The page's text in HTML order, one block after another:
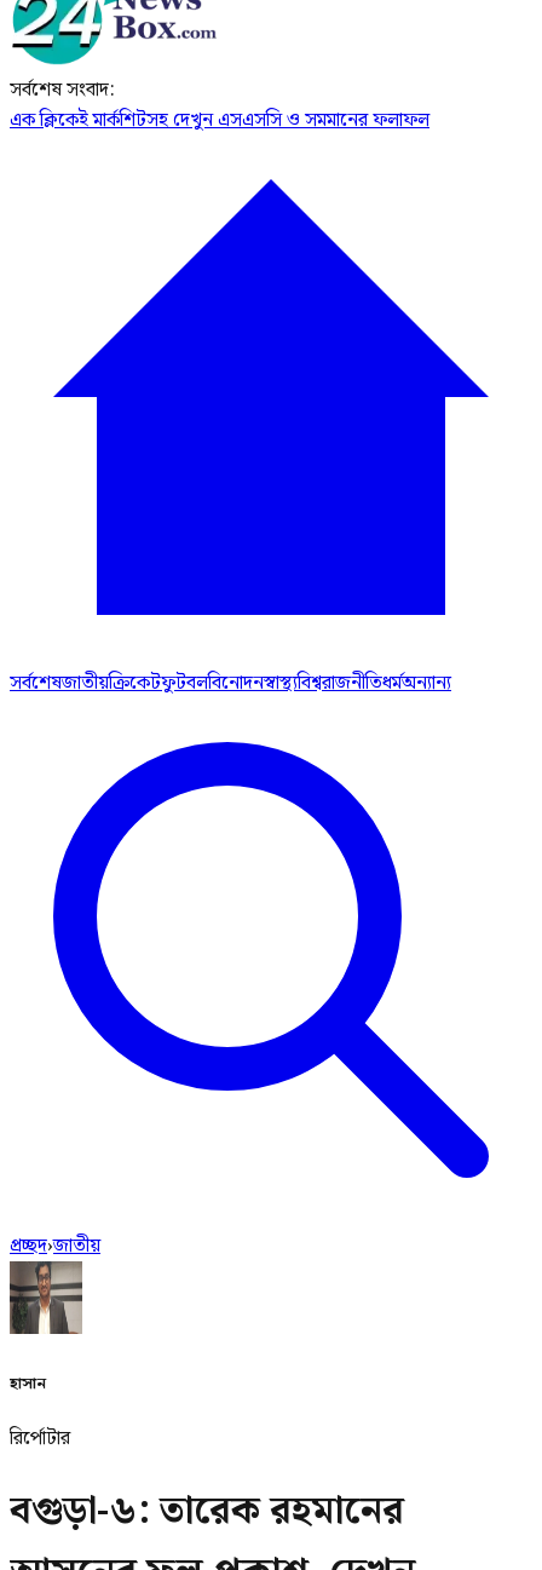
সর্বশেষ সংবাদ:
এক ক্লিকেই মার্কশিটসহ দেখুন এসএসসি ও সমমানের ফলাফল
সর্বশেষজাতীয়ক্রিকেটফুটবলবিনোদনস্বাস্থ্যবিশ্বরাজনীতিধর্মঅন্যান্য
প্রচ্ছদ›জাতীয়
হাসান
রির্পোটার
বগুড়া-৬: তারেক রহমানের